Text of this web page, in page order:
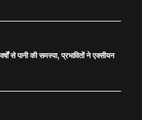
से पानी की समस्या, प्रभावितों ने एक्सीयन